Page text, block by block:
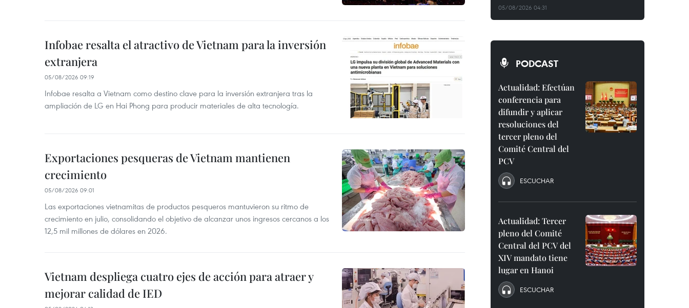
Infobae resalta el atractivo de Vietnam para la inversión
extranjera
05/08/2026 09:19
Infobae resalta a Vietnam como destino clave para la inversión extranjera tras la
ampliación de LG en Hai Phong para producir materiales de alta tecnología.
Exportaciones pesqueras de Vietnam mantienen
crecimiento
05/08/2026 09:01
Las exportaciones vietnamitas de productos pesqueros mantuvieron su ritmo de
crecimiento en julio, consolidando el objetivo de alcanzar unos ingresos cercanos a los
12,5 mil millones de dólares en 2026.
Vietnam despliega cuatro ejes de acción para atraer y
mejorar calidad de IED
05/08/2026 04:31
PODCAST
Actualidad: Efectúan
conferencia para
difundir y aplicar
resoluciones del
tercer pleno del
Comité Central del
PCV
ESCUCHAR
Actualidad: Tercer
pleno del Comité
Central del PCV del
XIV mandato tiene
lugar en Hanoi
ESCUCHAR